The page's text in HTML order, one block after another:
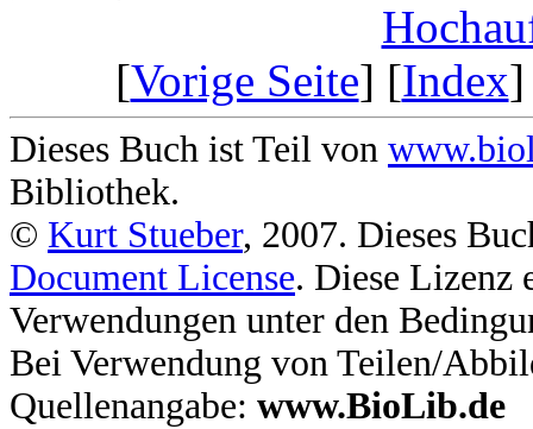
[Vorige Seite] [Index
Dieses Buch ist Teil von
Bibliothek.
© Kurt Stueber, 2007. Dieses
Document License. Diese Lizenz
Verwendungen unter den
Bei Verwendung von Teilen/
Quellenangabe: www.BioLib.de